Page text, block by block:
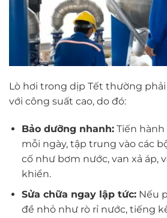
Lò hơi trong dịp Tết thường
với công suất cao, do đó:
Bảo dưỡng nhanh:Tiến hành
mỗi ngày, tập trung vào các
cố như bơm nước, van xả áp,
khiển.
Sửa chữa ngay lập tức:Nếu
đề nhỏ như rò rỉ nước, tiếng